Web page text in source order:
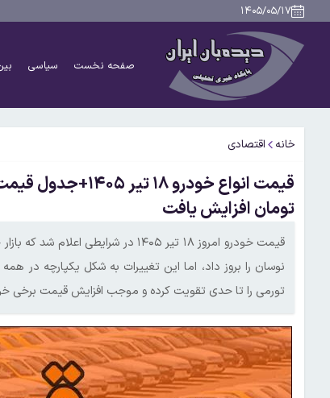
۱۴۰۵/۰۵/۱۷
صفحه نخست سیاسی
خانه اقتصادی
تومان افزایش یافت
قیمت خودرو امروز ۱۸ تیر ۱۴۰۵ در
نوسان را بروز داد، اما این تغییرات به شکل یکپارچه در
تورمی را تا حدی تقویت کرده و موجب افزایش قیمت برخی